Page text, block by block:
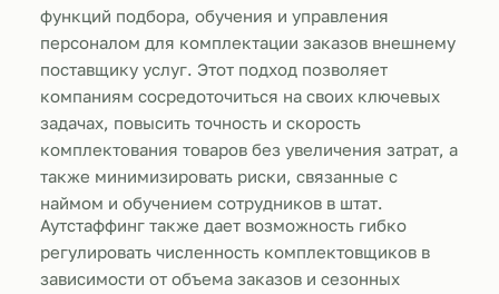
функций подбора, обучения и управления
персоналом для комплектации заказов внешнему
поставщику услуг. Этот подход позволяет
компаниям сосредоточиться на своих ключевых
задачах, повысить точность и скорость
комплектования товаров без увеличения затрат, а
также минимизировать риски, связанные с
наймом и обучением сотрудников в штат.
Аутстаффинг также дает возможность гибко
регулировать численность комплектовщиков в
зависимости от объема заказов и сезонных